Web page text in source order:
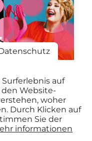
QUARTET /
BIG BAND
St.Pölten
auf
den Website-
woher
Durch Klicken auf
Sie der
informationen